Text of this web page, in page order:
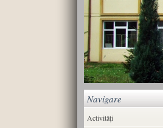
Navigare
Activități